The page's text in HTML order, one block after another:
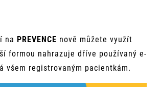
na PREVENCE nově můžete využít
formou nahrazuje dříve používaný e-
všem registrovaným pacientkám.